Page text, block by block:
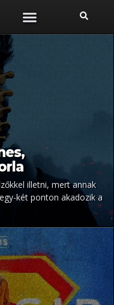
illetni, mert annak
két ponton akadozik a